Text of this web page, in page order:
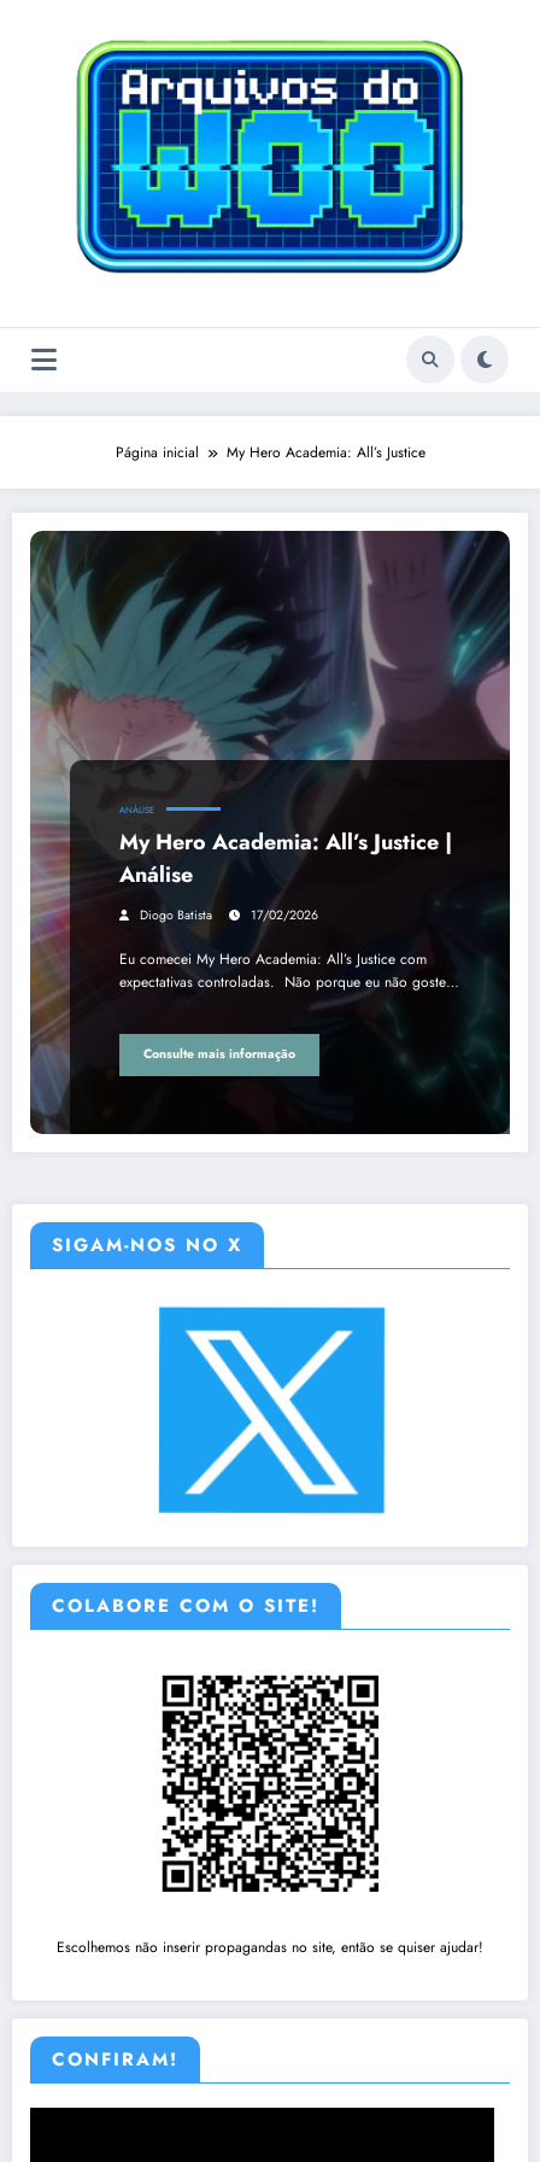
Página inicial My Hero Academia: All’s Justice
ANÁLISE
My Hero Academia: All’s Justice |
Análise
Diogo Batista 17/02/2026
Eu comecei My Hero Academia: All’s Justice com
expectativas controladas. Não porque eu não goste…
Consulte mais informação
SIGAM-NOS NO X
COLABORE COM O SITE!
Escolhemos não inserir propagandas no site, então se quiser ajudar!
CONFIRAM!